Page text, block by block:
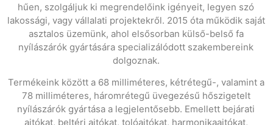
hűen, szolgáljuk ki megrendelőink igényeit, legyen szó
lakossági, vagy vállalati projektekről. 2015 óta működik saját
asztalos üzemünk, ahol elsősorban külső-belső fa
nyílászárók gyártására specializálódott szakembereink
dolgoznak.
Termékeink között a 68 milliméteres, kétrétegű-, valamint a
78 milliméteres, háromrétegű üvegezésű hőszigetelt
nyílászárók gyártása a legjelentősebb. Emellett bejárati
ajtókat, beltéri ajtókat, tolóajtókat, harmonikaajtókat,